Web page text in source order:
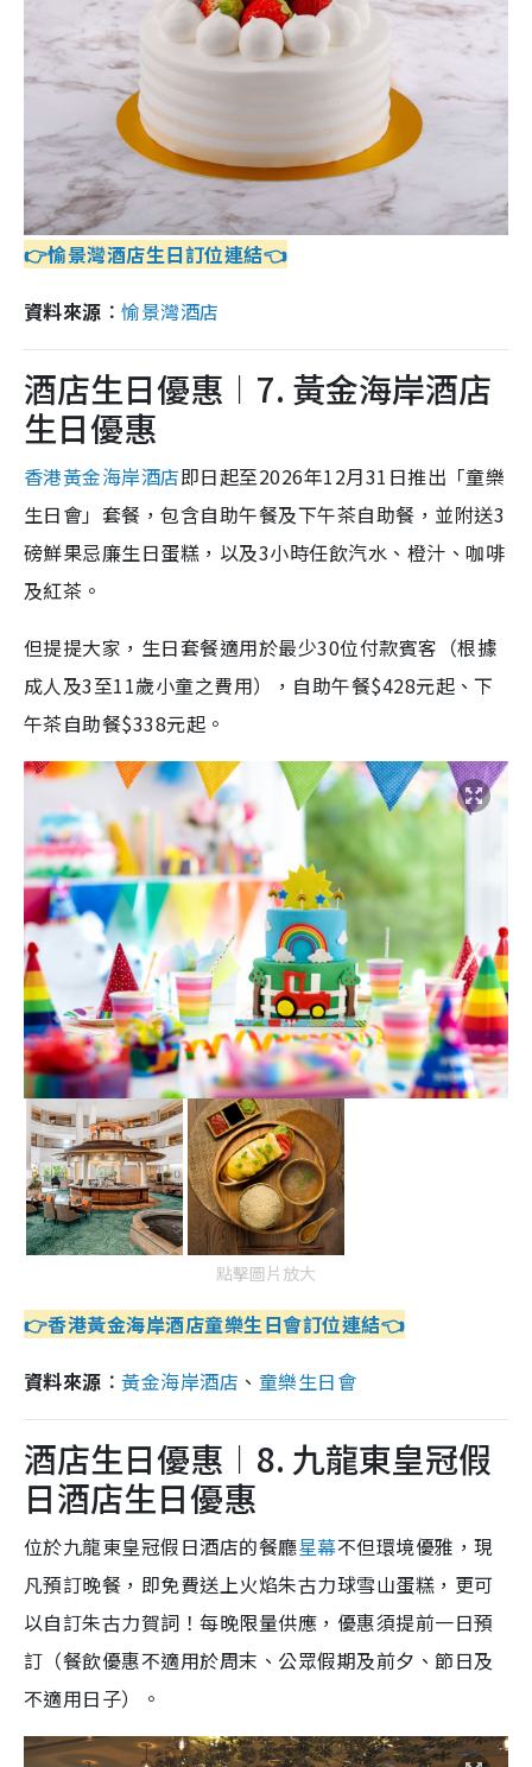
👉愉景灣酒店生日訂位連結👈
資料來源︰愉景灣酒店
酒店生日優惠︱7. 黃金海岸酒店
生日優惠
香港黃金海岸酒店即日起至2026年12月31日推出「童樂
生日會」套餐，包含自助午餐及下午茶自助餐，並附送3
磅鮮果忌廉生日蛋糕，以及3小時任飲汽水、橙汁、咖啡
及紅茶。
但提提大家，生日套餐適用於最少30位付款賓客（根據
成人及3至11歲小童之費用），自助午餐$428元起、下
午茶自助餐$338元起。
點擊圖片放大
👉香港黃金海岸酒店童樂生日會訂位連結👈
資料來源︰黃金海岸酒店 、 童樂生日會
酒店生日優惠︱8. 九龍東皇冠假
日酒店生日優惠
位於九龍東皇冠假日酒店的餐廳星幕不但環境優雅，現
凡預訂晚餐，即免費送上火焰朱古力球雪山蛋糕，更可
以自訂朱古力賀詞！每晚限量供應，優惠須提前一日預
訂（餐飲優惠不適用於周末、公眾假期及前夕、節日及
不適用日子）。